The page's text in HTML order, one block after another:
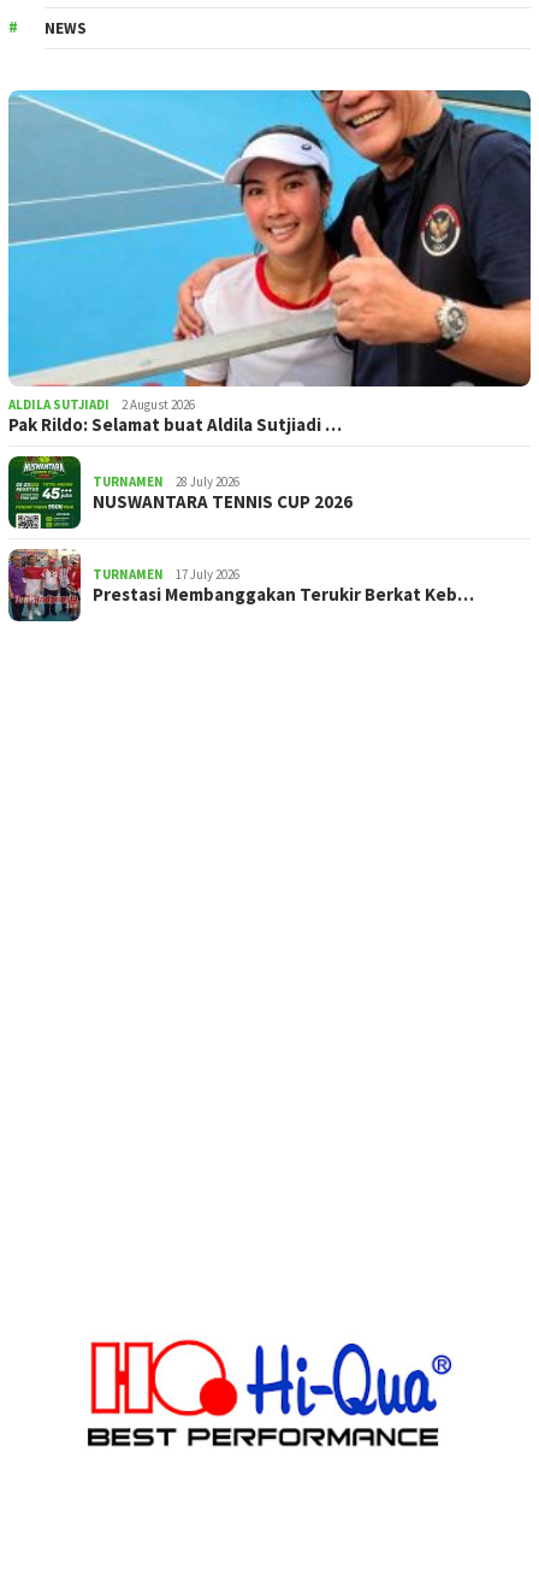
NEWS
ALDILA SUTJIADI 2 August 2026
Pak Rildo: Selamat buat Aldila Sutjiadi …
TURNAMEN 28 July 2026
NUSWANTARA TENNIS CUP 2026
TURNAMEN 17 July 2026
Prestasi Membanggakan Terukir Berkat Keb…